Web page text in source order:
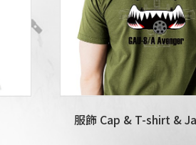
服飾 Cap & T-shirt &